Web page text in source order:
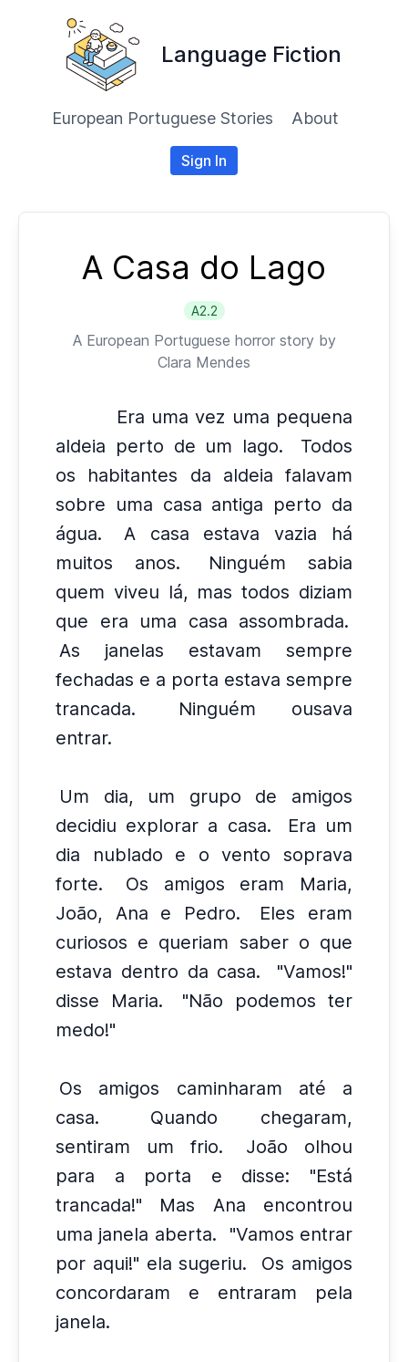
Language Fiction
European Portuguese Stories About
Sign In
A Casa do Lago
A2.2
A European Portuguese horror story by
Clara Mendes
Era uma vez uma pequena
aldeia perto de um lago.
Todos
os habitantes da aldeia falavam
sobre uma casa antiga perto da
água.
A casa estava vazia há
muitos anos.
Ninguém sabia
quem viveu lá, mas todos diziam
que era uma casa assombrada.
As janelas estavam sempre
fechadas e a porta estava sempre
trancada.
Ninguém ousava
entrar.
Um dia, um grupo de amigos
decidiu explorar a casa.
Era um
dia nublado e o vento soprava
forte.
Os amigos eram Maria,
João, Ana e Pedro.
Eles eram
curiosos e queriam saber o que
estava dentro da casa.
"Vamos!"
disse Maria.
"Não podemos ter
medo!"
Os amigos caminharam até a
casa.
Quando chegaram,
sentiram um frio.
João olhou
para a porta e disse: "Está
trancada!" Mas Ana encontrou
uma janela aberta.
"Vamos entrar
por aqui!" ela sugeriu.
Os amigos
concordaram e entraram pela
janela.